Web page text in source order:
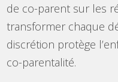
de co-parent sur les
transformer chaque
discrétion protège
co-parentalité.